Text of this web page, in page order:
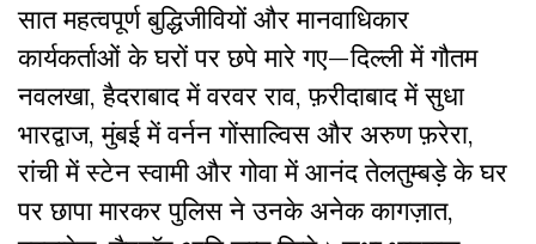
सात महत्वपूर्ण बुद्धिजीवियों और मानवाधिकार
कार्यकर्ताओं के घरों पर छपे मारे गए—दिल्ली में गौतम
नवलखा,हैदराबाद में वरवर राव,फ़रीदाबाद में सुधा
भारद्वाज,मुंबई में वर्नन गोंसाल्विस और अरुण फ़रेरा,
रांची में स्टेन स्वामी और गोवा में आनंद तेलतुम्बड़े के घर
पर छापा मारकर पुलिस ने उनके अनेक कागज़ात,